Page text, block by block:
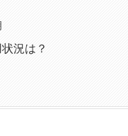
況は？